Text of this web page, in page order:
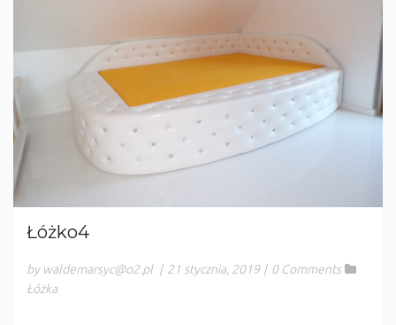
Łóżko4
by waldemarsyc@o2.pl | 21 stycznia, 2019 | 0 Comments
Łóżka